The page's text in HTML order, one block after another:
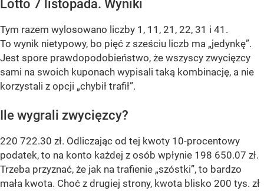
Lotto 7 listopada. Wyniki
Tym razem wylosowano liczby 1, 11, 21, 22, 31 i 41.
To wynik nietypowy, bo pięć z sześciu liczb ma „jedynkę”.
Jest spore prawdopodobieństwo, że wszyscy zwycięzcy
sami na swoich kuponach wypisali taką kombinację, a nie
korzystali z opcji „chybił trafił”.
Ile wygrali zwycięzcy?
220 722.30 zł. Odliczając od tej kwoty 10-procentowy
podatek, to na konto każdej z osób wpłynie 198 650.07 zł.
Trzeba przyznać, że jak na trafienie „szóstki”, to bardzo
mała kwota. Choć z drugiej strony, kwota blisko 200 tys. zł